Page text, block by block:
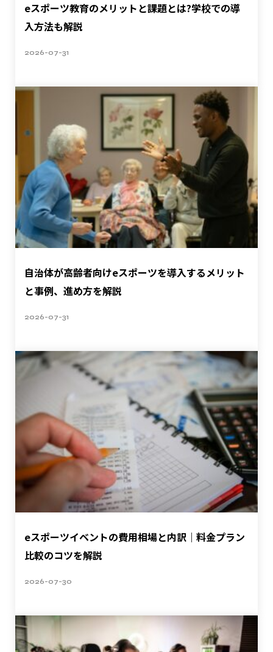
eスポーツ教育のメリットと課題とは?学校での導
入方法も解説
2026-07-31
自治体が高齢者向けeスポーツを導入するメリット
と事例、進め方を解説
2026-07-31
eスポーツイベントの費用相場と内訳｜料金プラン
比較のコツを解説
2026-07-30